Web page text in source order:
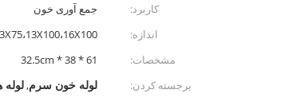
کاربرد:
جمع آوری خون
اندازه:
13X75،13X100،16X100
مشخصات:
61 * 38 * 32.5cm
برجسته کردن:
لوله خون سرم,